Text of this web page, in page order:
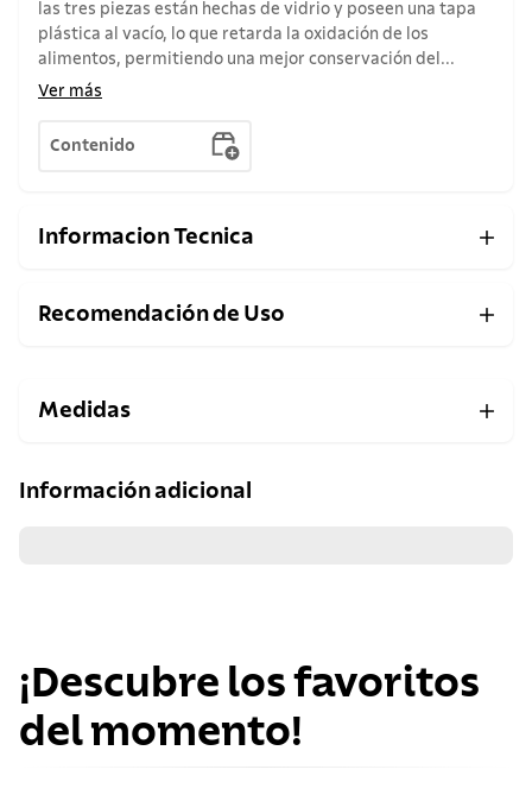
las tres piezas están hechas de vidrio y poseen una tapa
plástica al vacío, lo que retarda la oxidación de los
alimentos, permitiendo una mejor conservación del...
Ver más
Contenido
Informacion Tecnica
Recomendación de Uso
Medidas
Información adicional
¡Descubre los favoritos
del momento!